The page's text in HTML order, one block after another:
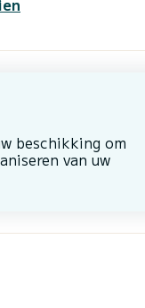
beschikking om
van uw